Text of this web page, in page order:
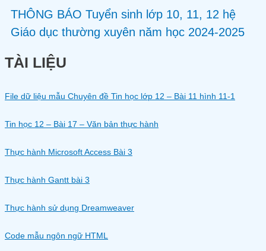
THÔNG BÁO Tuyển sinh lớp 10, 11, 12 hệ
Giáo dục thường xuyên năm học 2024-2025
TÀI LIỆU
File dữ liệu mẫu Chuyên đề Tin học lớp 12 – Bài 11 hình 11-1
Tin học 12 – Bài 17 – Văn bản thực hành
Thực hành Microsoft Access Bài 3
Thực hành Gantt bài 3
Thực hành sử dụng Dreamweaver
Code mẫu ngôn ngữ HTML